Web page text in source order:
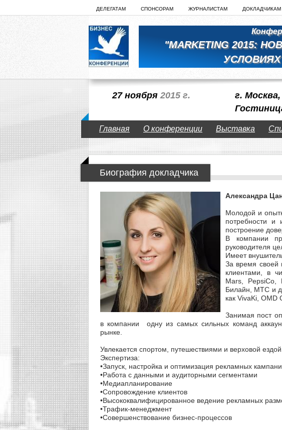
ДЕЛЕГАТАМ СПОНСОРАМ ЖУРНАЛИСТАМ ДОКЛАДЧИКАМ
"MARKETING 2015:
УСЛОВИЯХ
27 ноября 2015 г.
г.
Главная О конференции Выставка
Биография докладчика
Александра
Молодой и
потребности и
построение
В компании
руководителя
Имеет
За время своей
клиентами, в
Mars, PepsiCo,
Билайн, МТС и
как VivaKi, OMD
Занимая пост
в компании одну из самых сильных команд
рынке.
Увлекается спортом, путешествиями и верховой ездой.
Экспертиза:
•Запуск, настройка и оптимизация рекламных
•Работа с данными и аудиторными сегментами
•Медиапланирование
•Сопровождение клиентов
•Высококвалифицированное ведение рекламных
•Трафик-менеджмент
•Совершенствование бизнес-процессов